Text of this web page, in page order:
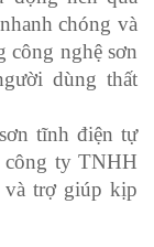
chóng và
công nghệ sơn
dùng thất
tĩnh điện tự
công ty TNHH
và trợ giúp kịp